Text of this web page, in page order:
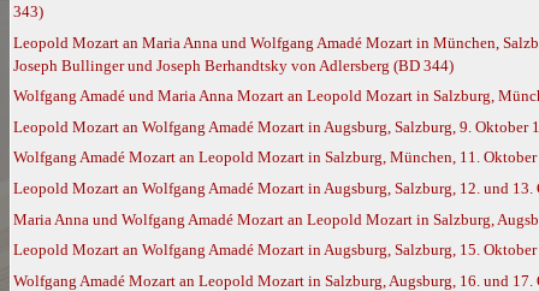
343)
Leopold Mozart an Maria Anna und Wolfgang Amadé Mozart in München,
Joseph Bullinger und Joseph Berhandtsky von Adlersberg (BD 344)
Wolfgang Amadé und Maria Anna Mozart an Leopold Mozart in Salzburg,
Leopold Mozart an Wolfgang Amadé Mozart in Augsburg, Salzburg, 9. Oktober
Wolfgang Amadé Mozart an Leopold Mozart in Salzburg, München, 11.
Leopold Mozart an Wolfgang Amadé Mozart in Augsburg, Salzburg, 12. und
Maria Anna und Wolfgang Amadé Mozart an Leopold Mozart in Salzburg,
Leopold Mozart an Wolfgang Amadé Mozart in Augsburg, Salzburg, 15.
Wolfgang Amadé Mozart an Leopold Mozart in Salzburg, Augsburg, 16. und